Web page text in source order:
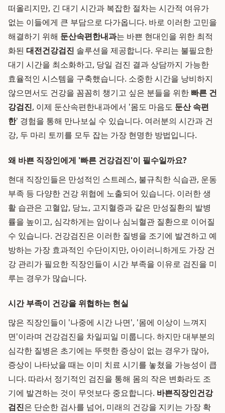
떠올리지만, 긴 대기 시간과 복잡한 절차는 시간적 여유가
없는 이들에게 큰 부담으로 다가옵니다. 바로 이러한 고민을
해결하기 위해 둔산속편한내과는 바쁜 현대인을 위한 최적
화된 대전건강검진 솔루션을 제공합니다. 우리는 불필요한
대기 시간을 최소화하고, 당일 검진 결과 상담까지 가능한
효율적인 시스템을 구축했습니다. 소중한 시간을 낭비하지
않으면서도 건강을 꼼꼼히 챙기고 싶은 분들을 위한 빠른 건
강검진, 이제 둔산속편한내과에서 '몸도 마음도 둔산 속편
한' 경험을 통해 만나보실 수 있습니다. 여러분의 시간과 건
강, 두 마리 토끼를 모두 잡는 가장 현명한 방법입니다.
왜 바쁜 직장인에게 '빠른 건강검진'이 필수일까요?
현대 직장인들은 만성적인 스트레스, 불규칙한 식습관, 운동
부족 등 다양한 건강 위협에 노출되어 있습니다. 이러한 생
활 습관은 고혈압, 당뇨, 고지혈증과 같은 만성질환의 발병
률을 높이고, 심각하게는 암이나 심뇌혈관 질환으로 이어질
수 있습니다. 건강검진은 이러한 질병을 조기에 발견하고 예
방하는 가장 효과적인 수단이지만, 아이러니하게도 가장 건
강 관리가 필요한 직장인들이 시간 부족을 이유로 검진을 미
루는 경우가 많습니다.
시간 부족이 건강을 위협하는 현실
많은 직장인들이 '나중에 시간 나면', '몸에 이상이 느껴지
면'이라며 건강검진을 차일피일 미룹니다. 하지만 대부분의
심각한 질병은 초기에는 뚜렷한 증상이 없는 경우가 많아,
증상이 나타났을 때는 이미 치료 시기를 놓쳤을 가능성이 큽
니다. 따라서 정기적인 검진을 통해 몸의 작은 변화라도 조
기에 발견하는 것이 무엇보다 중요합니다. 바쁜직장인건강
검진은 단순한 검사를 넘어, 미래의 건강을 지키는 가장 확